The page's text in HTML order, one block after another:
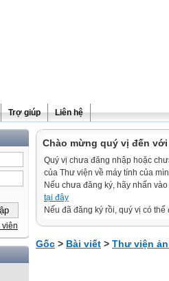
Trợ giúp Liên hệ
Chào mừng quý vị đến
Quý vị chưa đăng nhập hoặc
của Thư viện về máy tính của
Nếu chưa đăng ký, hãy nhấn
tại đây
Nếu đã đăng ký rồi, quý vị có
Gốc > Bài viết > Thư viện